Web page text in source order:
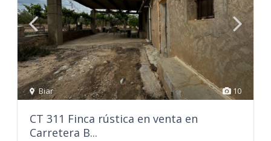
10
Biar
CT 311 Finca rústica en venta en
Carretera B...